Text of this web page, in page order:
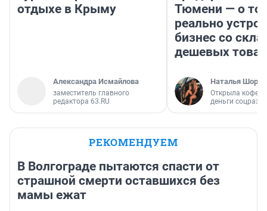
отдыхе в Крыму
Александра Исмайлова
заместитель главного
редактора 63.RU
Тюмени — о
реально
бизнес со
дешевых
Наталья
Открыла
деньги
РЕКОМЕНДУЕМ
В Волгограде пытаются спасти от
страшной смерти оставшихся без
мамы ежат